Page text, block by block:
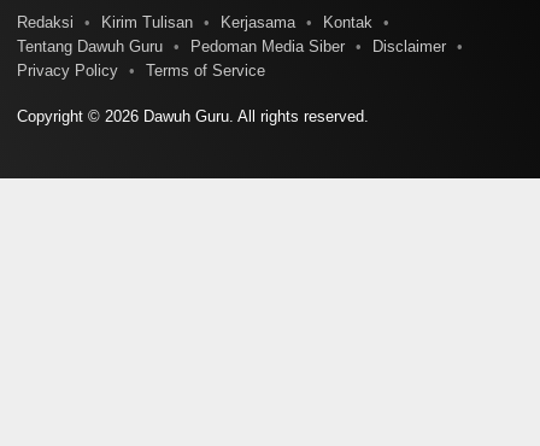
Redaksi Kirim Tulisan Kerjasama
Kontak
Tentang Dawuh Guru
Pedoman Media Siber
Disclaimer
Privacy Policy
Terms of Service
Copyright © 2026 Dawuh Guru. All rights reserved.